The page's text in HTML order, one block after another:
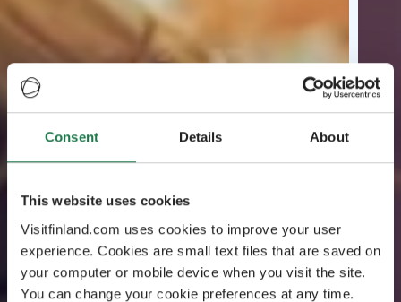
Consent Details About
This website uses cookies
Visitfinland.com uses cookies to improve your user
experience. Cookies are small text files that are saved on
your computer or mobile device when you visit the site.
You can change your cookie preferences at any time.